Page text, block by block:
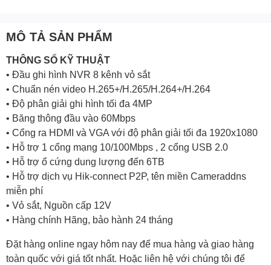
MÔ TẢ SẢN PHẨM
THÔNG SỐ KỸ THUẬT
• Đầu ghi hình NVR 8 kênh vỏ sắt
• Chuẩn nén video H.265+/H.265/H.264+/H.264
• Độ phân giải ghi hình tối đa 4MP
• Băng thông đầu vào 60Mbps
• Cổng ra HDMI và VGA với độ phân giải tối đa 1920x1080
• Hỗ trợ 1 cổng mạng 10/100Mbps , 2 cổng USB 2.0
• Hỗ trợ ổ cứng dung lượng đến 6TB
• Hỗ trợ dịch vụ Hik-connect P2P, tên miền Cameraddns
miễn phí
• Vỏ sắt, Nguồn cấp 12V
• Hàng chính Hãng, bảo hành 24 tháng
Đặt hàng online ngay hôm nay để mua hàng và giao hàng
toàn quốc với giá tốt nhất. Hoặc liên hệ với chúng tôi để